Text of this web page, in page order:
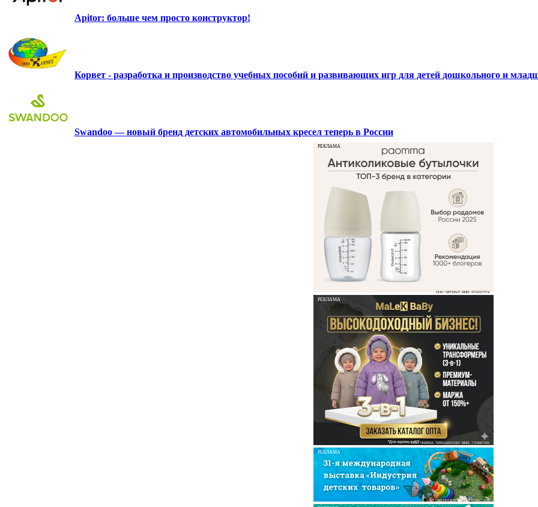
Apitor: больше чем просто конструктор!
Корвет - разработка и производство учебных пособий и развивающих игр для детей дошкольного и
Swandoo — новый бренд детских автомобильных кресел теперь в России
РЕКЛАМА
ООО "АРТИАЛ" ИНН: 9731017574
РЕКЛАМА
ООО "ФИРМА "ХРИЗАНТЕМА" ИНН: 7719007569
РЕКЛАМА
АО "ЭКСПОЦЕНТР" ИНН: 7718033809